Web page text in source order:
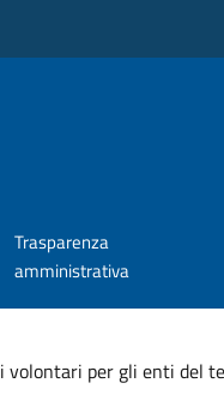
Trasparenza
amministrativa
volontari per gli enti del